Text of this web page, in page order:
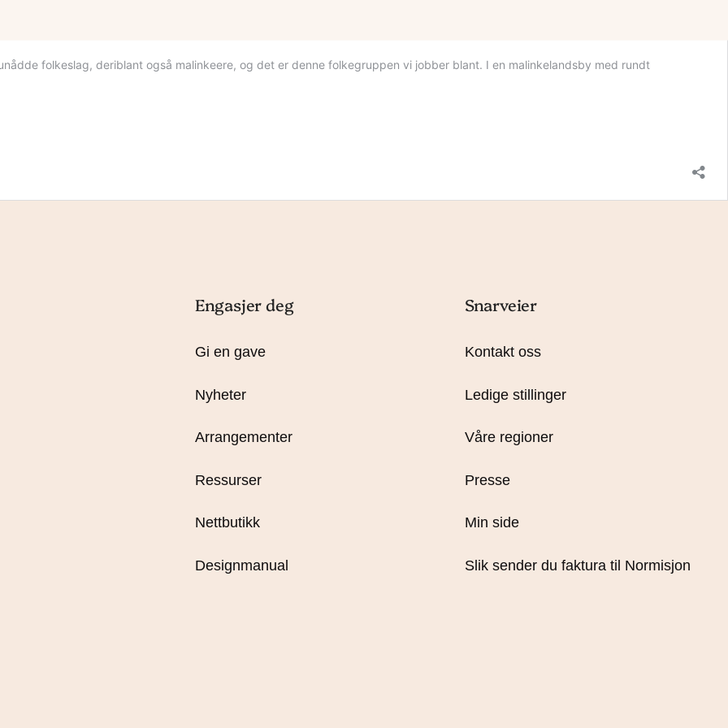
folkeslag, deriblant også malinkeere, og det er denne folkegruppen vi jobber blant. I en malinkelandsby med rundt
Engasjer deg
Gi en gave
Nyheter
Arrangementer
Ressurser
Nettbutikk
Designmanual
Snarveier
Kontakt oss
Ledige stillinger
Våre regioner
Presse
Min side
Slik sender du faktura til Normisjon